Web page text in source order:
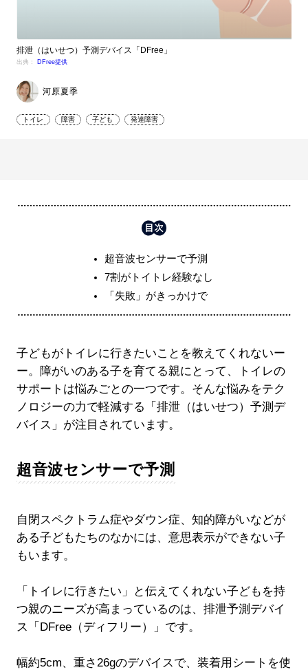
排泄（はいせつ）予測デバイス「DFree」
出典： DFree提供
河原夏季
トイレ 障害 子ども 発達障害
超音波センサーで予測
7割がトイトレ経験なし
「失敗」がきっかけで
子どもがトイレに行きたいことを教えてくれないー
ー。障がいのある子を育てる親にとって、トイレの
サポートは悩みごとの一つです。そんな悩みをテク
ノロジーの力で軽減する「排泄（はいせつ）予測デ
バイス」が注目されています。
超音波センサーで予測
自閉スペクトラム症やダウン症、知的障がいなどが
ある子どもたちのなかには、意思表示ができない子
もいます。
「トイレに行きたい」と伝えてくれない子どもを持
つ親のニーズが高まっているのは、排泄予測デバイ
ス「DFree（ディフリー）」です。
幅約5cm、重さ26gのデバイスで、装着用シートを使